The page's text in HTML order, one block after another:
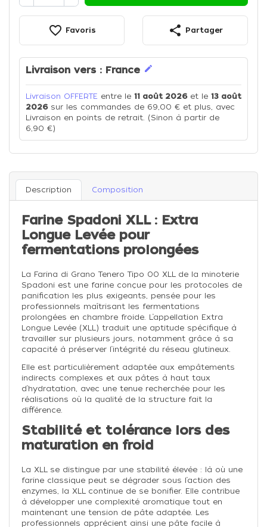
favorite_border Favoris share Partager
Livraison vers : France edit
Livraison OFFERTE entre le 11 août 2026et le 13 août
2026sur les commandes de 69,00 € et plus, avec
Livraison en points de retrait. (Sinon à partir de
6,90 €)
Description Composition
Farine Spadoni XLL : Extra
Longue Levée pour
fermentations prolongées
La Farina di Grano Tenero Tipo 00 XLL de la minoterie
Spadoni est une farine conçue pour les protocoles de
panification les plus exigeants, pensée pour les
professionnels maîtrisant les fermentations
prolongées en chambre froide. L’appellation Extra
Longue Levée (XLL) traduit une aptitude spécifique à
travailler sur plusieurs jours, notamment grâce à sa
capacité à préserver l’intégrité du réseau glutineux.
Elle est particulièrement adaptée aux empâtements
indirects complexes et aux pâtes à haut taux
d’hydratation, avec une tenue recherchée pour les
réalisations où la qualité de la structure fait la
différence.
Stabilité et tolérance lors des
maturation en froid
La XLL se distingue par une stabilité élevée : là où une
farine classique peut se dégrader sous l’action des
enzymes, la XLL continue de se bonifier. Elle contribue
à développer une complexité aromatique tout en
maintenant une tension de pâte adaptée. Les
professionnels apprécient ainsi une pâte facile à